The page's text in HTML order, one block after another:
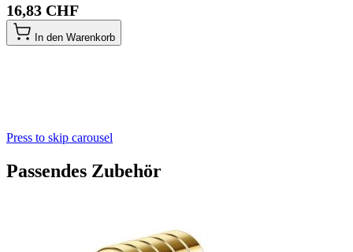
16,83 CHF
In den Warenkorb
Press to skip carousel
Passendes Zubehör